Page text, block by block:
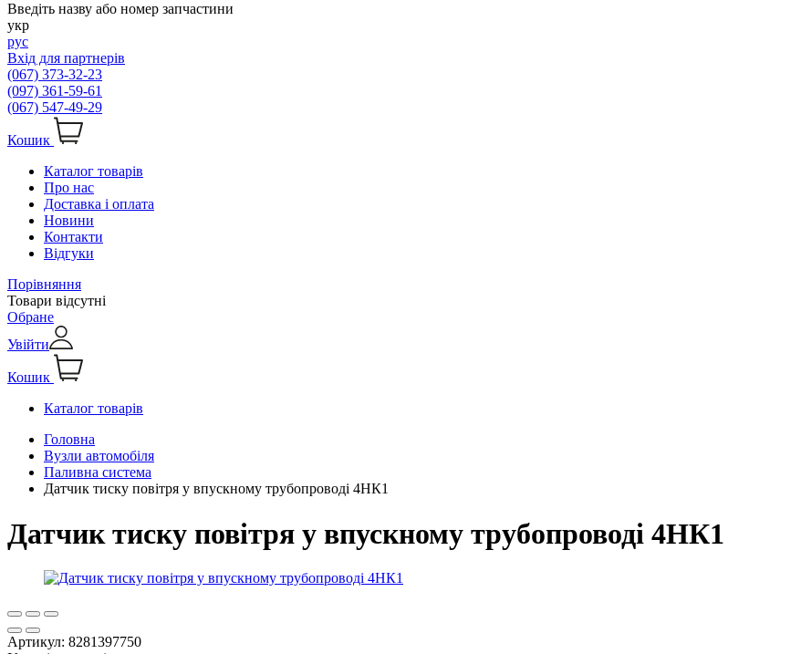
Введіть назву або номер запчастини
укр
рус
Вхід для партнерів
(067) 373-32-23
(097) 361-59-61
(067) 547-49-29
Кошик
Каталог товарів
Про нас
Доставка і оплата
Новини
Контакти
Відгуки
Порівняння
Товари відсутні
Обране
Увійти
Кошик
Каталог товарів
Головна
Вузли автомобіля
Паливна система
Датчик тиску повітря у впускному трубопроводі 4НК1
Датчик тиску повітря у впускному трубопроводі 4НК1
Артикул: 8281397750